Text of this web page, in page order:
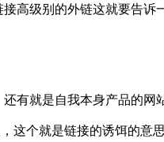
高级别的外链这就要告诉
有就是自我本身产品的网
这个就是链接的诱饵的